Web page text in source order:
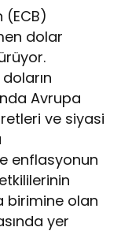
(ECB)
dolar
Avrupa
ve siyasi
enflasyonun
birimine olan
yer